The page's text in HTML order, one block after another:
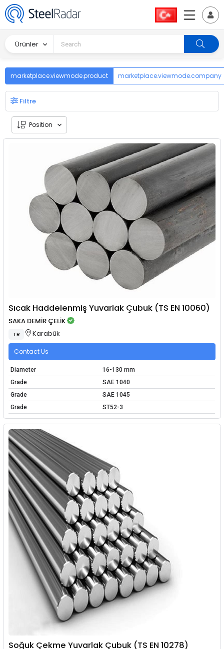
Ürünler
marketplace.viewmode.product marketplace.viewmode.company
Filtre
Position
Sıcak Haddelenmiş Yuvarlak Çubuk (TS EN 10060)
SAKA DEMİR ÇELİK
TR Karabük
Contact Us
Diameter
16-130 mm
Grade
SAE 1040
Grade
SAE 1045
Grade
ST52-3
Soğuk Çekme Yuvarlak Çubuk (TS EN 10278)